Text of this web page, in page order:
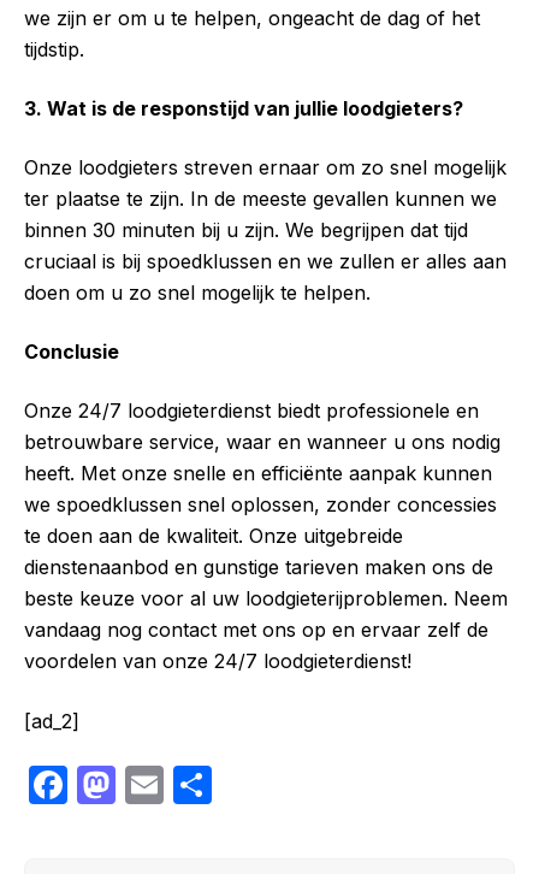
we zijn er om u te helpen, ongeacht de dag of het
tijdstip.
3. Wat is de responstijd van jullie loodgieters?
Onze loodgieters streven ernaar om zo snel mogelijk
ter plaatse te zijn. In de meeste gevallen kunnen we
binnen 30 minuten bij u zijn. We begrijpen dat tijd
cruciaal is bij spoedklussen en we zullen er alles aan
doen om u zo snel mogelijk te helpen.
Conclusie
Onze 24/7 loodgieterdienst biedt professionele en
betrouwbare service, waar en wanneer u ons nodig
heeft. Met onze snelle en efficiënte aanpak kunnen
we spoedklussen snel oplossen, zonder concessies
te doen aan de kwaliteit. Onze uitgebreide
dienstenaanbod en gunstige tarieven maken ons de
beste keuze voor al uw loodgieterijproblemen. Neem
vandaag nog contact met ons op en ervaar zelf de
voordelen van onze 24/7 loodgieterdienst!
[ad_2]
F
M E